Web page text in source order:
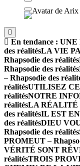
En tendance : UNE
des réalitésLA VIE
Rhapsodie des réalités
Rhapsodie des réalités
– Rhapsodie des
réalitésUTILISEZ CE
réalitésNOTRE
réalitésLA RÉALITÉ
des réalitésIL EST
des réalitésDIEU
Rhapsodie des réalités
PROMEUT –
VÉRITÉ SONT
réalitésTROIS